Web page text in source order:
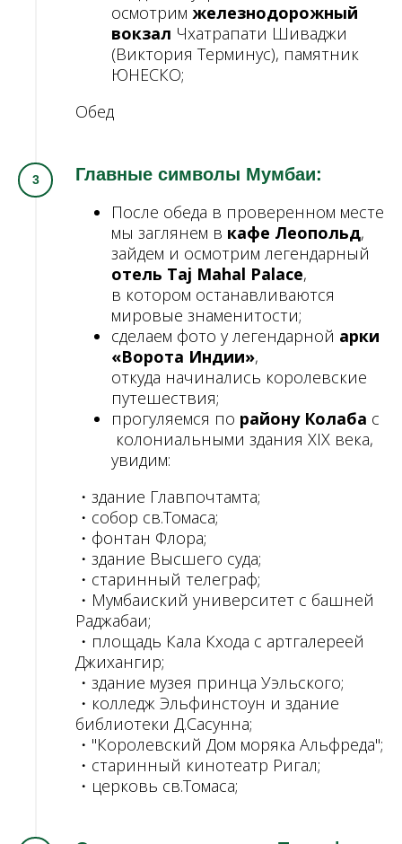
осмотрим железнодорожный
вокзал Чхатрапати Шиваджи
(Виктория Терминус), памятник
ЮНЕСКО;
Обед
Главные символы Мумбаи:
После обеда в проверенном месте
мы заглянем в кафе Леопольд,
зайдем и осмотрим легендарный
отель Taj Mahal Palace,
в котором останавливаются
мировые знаменитости;
сделаем фото у легендарной арки
«Ворота Индии»,
откуда начинались королевские
путешествия;
прогуляемся по району Колаба с
колониальными здания XIX века,
увидим:
・здание Главпочтамта;
・собор св.Томаса;
・фонтан Флора;
・здание Высшего суда;
・старинный телеграф;
・Мумбаиский университет с башней
Раджабаи;
・площадь Кала Кхода с артгалереей
Джихангир;
・здание музея принца Уэльского;
・колледж Эльфинстоун и здание
библиотеки Д.Сасунна;
・"Королевский Дом моряка Альфреда";
・старинный кинотеатр Ригал;
・церковь св.Томаса;